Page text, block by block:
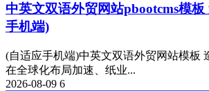
中英文双语外贸网站pbootcms模
手机端)
(自适应手机端)中英文双语外贸网站模板
在全球化布局加速、纸业...
2026-08-09 6